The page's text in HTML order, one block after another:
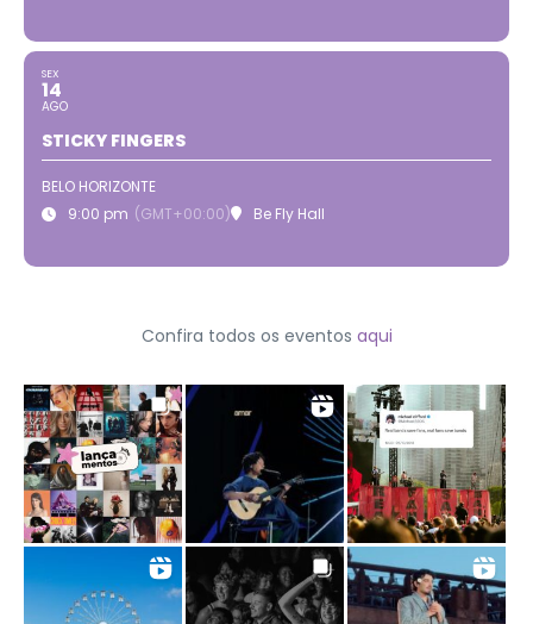
SEX
14
AGO
STICKY FINGERS
BELO HORIZONTE
9:00 pm (GMT+00:00) Be Fly Hall
Confira todos os eventos aqui